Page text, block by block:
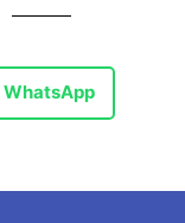
WhatsApp